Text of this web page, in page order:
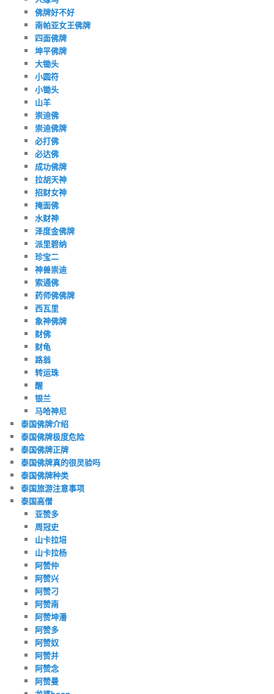
佛牌好不好
南帕亚女王佛牌
四面佛牌
坤平佛牌
大锄头
小圆符
小锄头
山羊
崇迪佛
崇迪佛牌
必打佛
必达佛
成功佛牌
拉胡天神
招财女神
掩面佛
水财神
泽度金佛牌
派里碧纳
珍宝二
神兽崇迪
索通佛
药师佛佛牌
西瓦里
象神佛牌
财佛
财龟
路翁
转运珠
醒
银兰
马哈神尼
泰国佛牌介绍
泰国佛牌极度危险
泰国佛牌正牌
泰国佛牌真的很灵验吗
泰国佛牌种类
泰国旅游注意事项
泰国高僧
亚赞多
周冠史
山卡拉培
山卡拉杨
阿赞仲
阿赞兴
阿赞刁
阿赞南
阿赞坤潘
阿赞多
阿赞奴
阿赞并
阿赞念
阿赞曼